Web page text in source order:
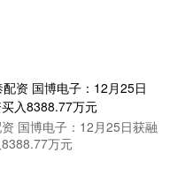
国博电子：12月25日获融
万元